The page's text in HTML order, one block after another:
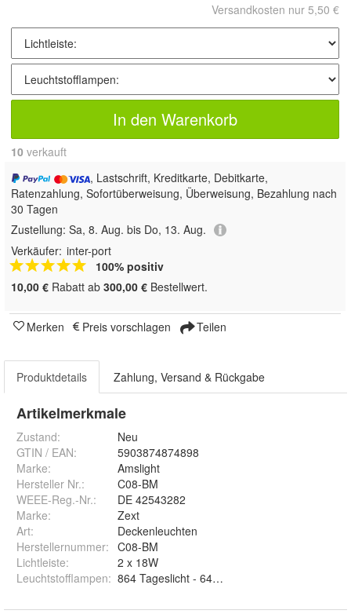
Versandkosten nur 5,50 €
In den Warenkorb
10 verkauft
, Lastschrift, Kreditkarte, Debitkarte,
Ratenzahlung, Sofortüberweisung, Überweisung, Bezahlung nach
30 Tagen
Zustellung: Sa, 8. Aug. bis Do, 13. Aug.
Verkäufer: inter-port
100% positiv
10,00 € Rabatt ab 300,00 € Bestellwert.
Merken Preis vorschlagen Teilen
Produktdetails Zahlung, Versand & Rückgabe
Artikelmerkmale
Zustand:
Neu
GTIN / EAN:
5903874874898
Marke:
Amslight
Hersteller Nr.:
C08-BM
WEEE-Reg.-Nr.:
DE 42543282
Marke:
Zext
Art:
Deckenleuchten
Herstellernummer: C08-BM
Lichtleiste:
2 x 18W
Leuchtstofflampen: